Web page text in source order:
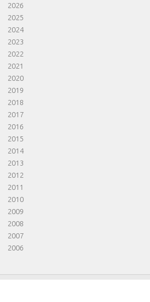
2026
2025
2024
2023
2022
2021
2020
2019
2018
2017
2016
2015
2014
2013
2012
2011
2010
2009
2008
2007
2006